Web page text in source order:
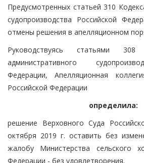
Предусмотренных статьей 310
судопроизводства Российской
отмены решения в апелляционном
Руководствуясь статьями
административного
Федерации, Апелляционная
Российской Федерации
определила:
решение Верховного Суда
октября 2019 г. оставить без
жалобу Министерства сельского
Федерации - без удовлетворения.